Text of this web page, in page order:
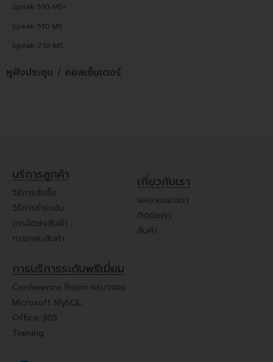
Speak 510 MS+
Speak 510 MS
Speak 710 MS
หูฟังประชุม / คอลเซ็นเตอร์
บริการลูกค้า
วิธีการสั่งซื้อ
วิธีการชำระเงิน
การจัดส่งสินค้า
การเคลมสินค้า
เกี่ยวกับเรา
ผลงานของเรา
ติดต่อเรา
สินค้า
การบริการระดับพรีเมี่ยม
Conference Room ครบวงจร
Microsoft MySQL
Office 365
Training